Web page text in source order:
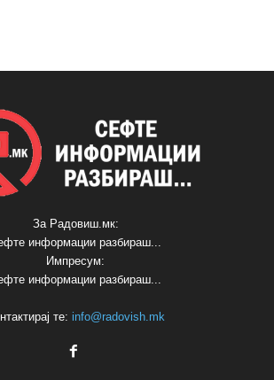
За Радовиш.мк:
информации разбираш...
Импресум:
информации разбираш...
те: info@radovish.mk